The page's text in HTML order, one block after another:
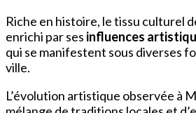
Riche en histoire, le tissu culturel
enrichi par ses influences
qui se manifestent sous diverses
ville.
L’évolution artistique observée à